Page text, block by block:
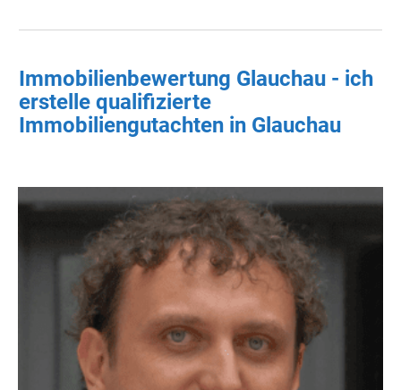
Immobilienbewertung Glauchau - ich
erstelle qualifizierte
Immobiliengutachten in Glauchau